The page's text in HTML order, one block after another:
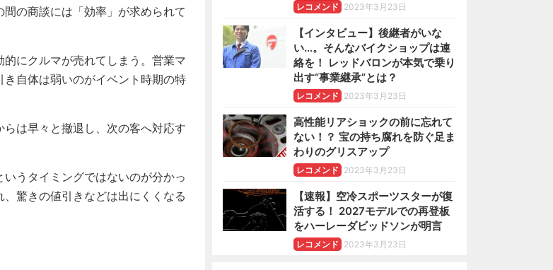
の商談には「効率」が求められて
にクルマが売れてしまう。営業マ
自体は弱いのがイベント時期の特
は早々と撤退し、次の客へ対応す
うタイミングではないのが分かっ
驚きの値引きなどは出にくくなる
レコメンド 2023年3月23日
【インタビュー】後継者がいな
い…。そんなバイクショップは連
絡を！ レッドバロンが本気で乗り
出す“事業継承”とは？
レコメンド 2023年3月23日
高性能リアショックの前に忘れて
ない！？ 宝の持ち腐れを防ぐ足ま
わりのグリスアップ
レコメンド 2023年3月23日
【速報】空冷スポーツスターが復
活する！ 2027モデルでの再登板
をハーレーダビッドソンが明言
レコメンド 2023年3月23日